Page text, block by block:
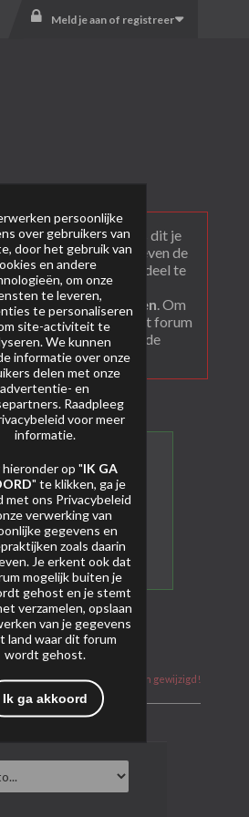
Meld je aan of registreer
ons gevonden hebt! Als dit je
is bekijk dan eerst even de
vragen. Om actief deel te
berichten te kunnen
je je eerst registeren. Om
bekijken, selecteer het forum
uit onderstaande
persoonlijk AVP
alle velden in en
je SPAM
komen mails met
Gmail account in
in
aanmelding niet meer worden gewijzigd!
persoonlijke
over gebruikers van
door het gebruik van
en andere
om onze
te leveren,
te personaliseren
site-activiteit te
We kunnen
informatie over onze
delen met onze
advertentie- en
Raadpleeg
voor meer
informatie.
op "IK GA
" te klikken, ga je
met ons Privacybeleid
verwerking van
gegevens en
zoals daarin
Je erkent ook dat
mogelijk buiten je
gehost en je stemt
verzamelen, opslaan
van je gegevens
land waar dit forum
wordt gehost.
Ik ga akkoord